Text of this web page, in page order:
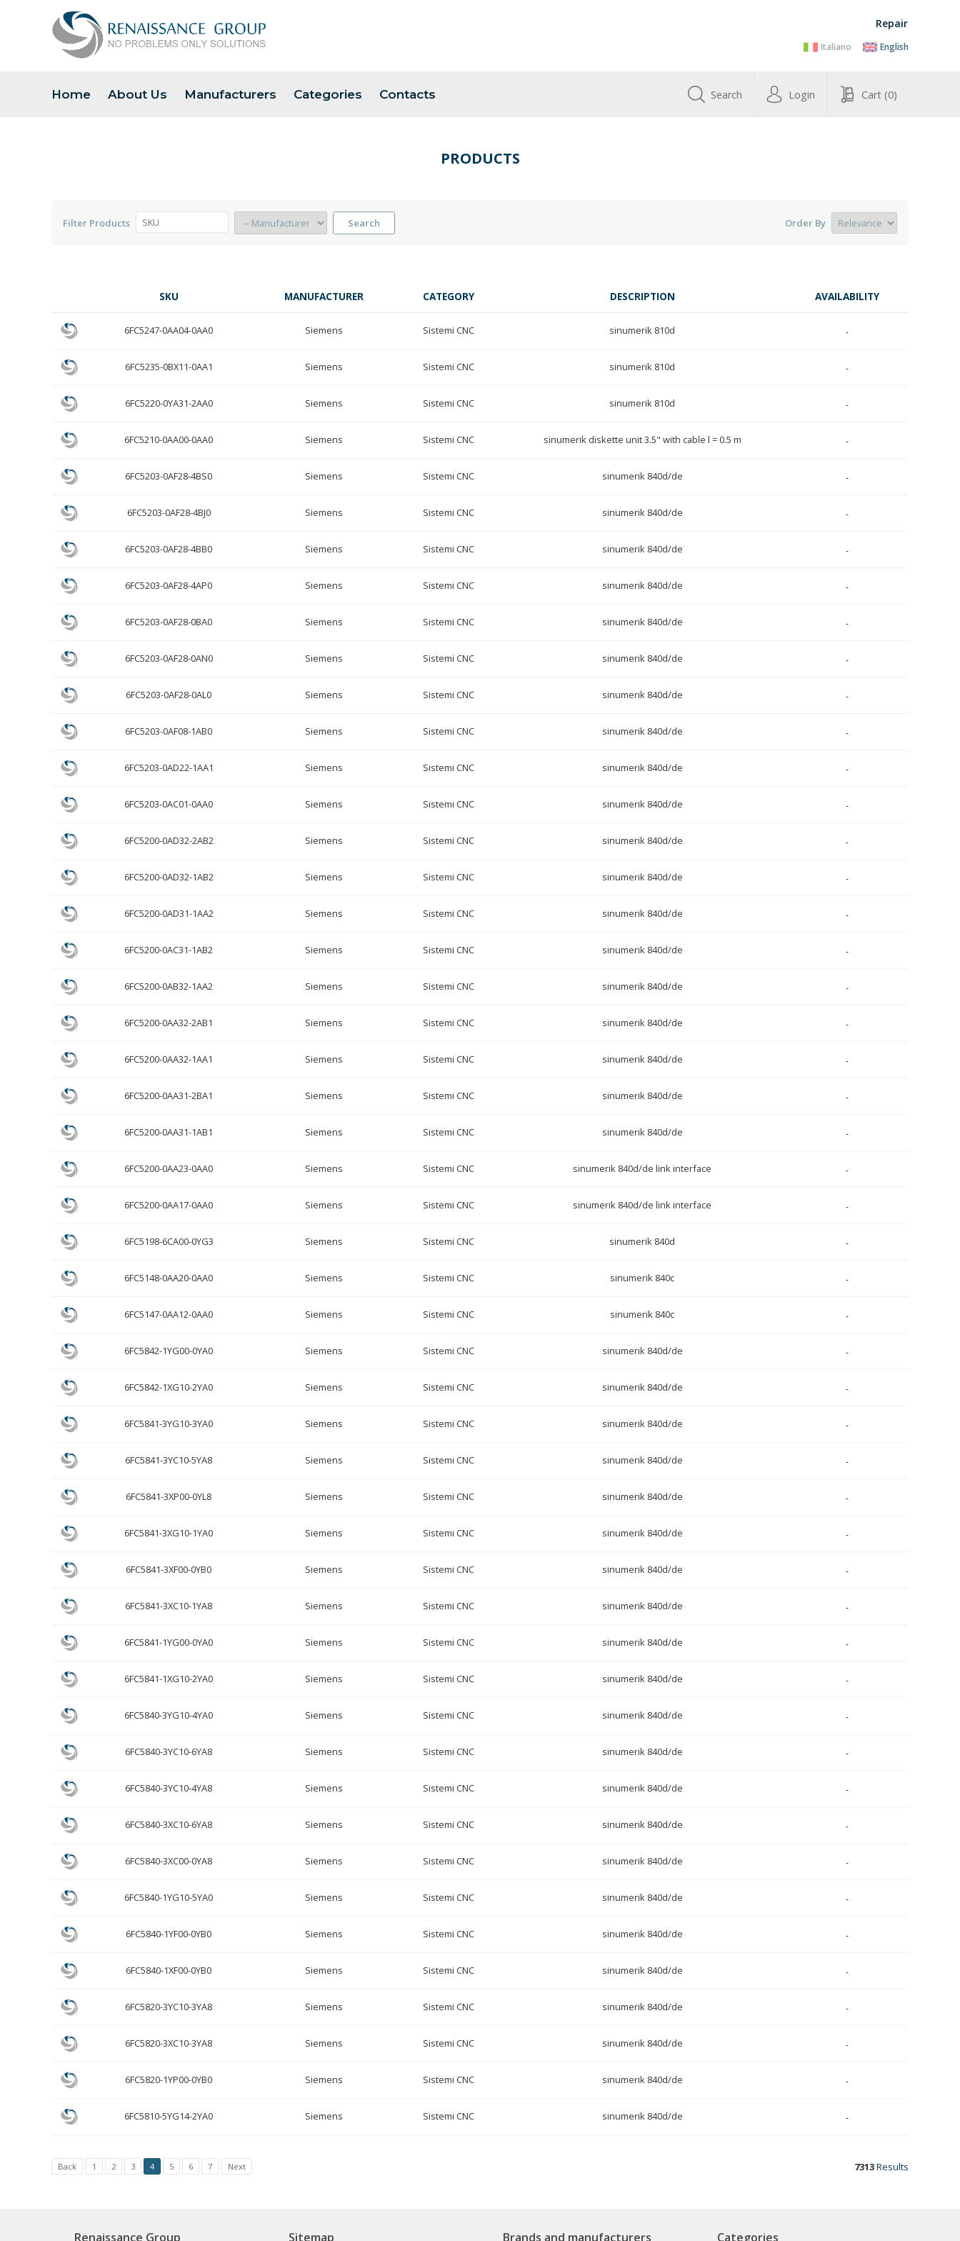
Repair
Italiano English
Home About Us Manufacturers Categories Contacts Search Login Cart (0)
PRODUCTS
Filter Products Search Order By
SKU MANUFACTURER CATEGORY DESCRIPTION AVAILABILITY
6FC5247-0AA04-0AA0 Siemens Sistemi CNC sinumerik 810d -
6FC5235-0BX11-0AA1 Siemens Sistemi CNC sinumerik 810d -
6FC5220-0YA31-2AA0 Siemens Sistemi CNC sinumerik 810d -
6FC5210-0AA00-0AA0 Siemens Sistemi CNC sinumerik diskette unit 3.5" with cable l = 0.5 m -
6FC5203-0AF28-4BS0 Siemens Sistemi CNC sinumerik 840d/de -
6FC5203-0AF28-4BJ0 Siemens Sistemi CNC sinumerik 840d/de -
6FC5203-0AF28-4BB0 Siemens Sistemi CNC sinumerik 840d/de -
6FC5203-0AF28-4AP0 Siemens Sistemi CNC sinumerik 840d/de -
6FC5203-0AF28-0BA0 Siemens Sistemi CNC sinumerik 840d/de -
6FC5203-0AF28-0AN0 Siemens Sistemi CNC sinumerik 840d/de -
6FC5203-0AF28-0AL0 Siemens Sistemi CNC sinumerik 840d/de -
6FC5203-0AF08-1AB0 Siemens Sistemi CNC sinumerik 840d/de -
6FC5203-0AD22-1AA1 Siemens Sistemi CNC sinumerik 840d/de -
6FC5203-0AC01-0AA0 Siemens Sistemi CNC sinumerik 840d/de -
6FC5200-0AD32-2AB2 Siemens Sistemi CNC sinumerik 840d/de -
6FC5200-0AD32-1AB2 Siemens Sistemi CNC sinumerik 840d/de -
6FC5200-0AD31-1AA2 Siemens Sistemi CNC sinumerik 840d/de -
6FC5200-0AC31-1AB2 Siemens Sistemi CNC sinumerik 840d/de -
6FC5200-0AB32-1AA2 Siemens Sistemi CNC sinumerik 840d/de -
6FC5200-0AA32-2AB1 Siemens Sistemi CNC sinumerik 840d/de -
6FC5200-0AA32-1AA1 Siemens Sistemi CNC sinumerik 840d/de -
6FC5200-0AA31-2BA1 Siemens Sistemi CNC sinumerik 840d/de -
6FC5200-0AA31-1AB1 Siemens Sistemi CNC sinumerik 840d/de -
6FC5200-0AA23-0AA0 Siemens Sistemi CNC sinumerik 840d/de link interface -
6FC5200-0AA17-0AA0 Siemens Sistemi CNC sinumerik 840d/de link interface -
6FC5198-6CA00-0YG3 Siemens Sistemi CNC sinumerik 840d -
6FC5148-0AA20-0AA0 Siemens Sistemi CNC sinumerik 840c -
6FC5147-0AA12-0AA0 Siemens Sistemi CNC sinumerik 840c -
6FC5842-1YG00-0YA0 Siemens Sistemi CNC sinumerik 840d/de -
6FC5842-1XG10-2YA0 Siemens Sistemi CNC sinumerik 840d/de -
6FC5841-3YG10-3YA0 Siemens Sistemi CNC sinumerik 840d/de -
6FC5841-3YC10-5YA8 Siemens Sistemi CNC sinumerik 840d/de -
6FC5841-3XP00-0YL8 Siemens Sistemi CNC sinumerik 840d/de -
6FC5841-3XG10-1YA0 Siemens Sistemi CNC sinumerik 840d/de -
6FC5841-3XF00-0YB0 Siemens Sistemi CNC sinumerik 840d/de -
6FC5841-3XC10-1YA8 Siemens Sistemi CNC sinumerik 840d/de -
6FC5841-1YG00-0YA0 Siemens Sistemi CNC sinumerik 840d/de -
6FC5841-1XG10-2YA0 Siemens Sistemi CNC sinumerik 840d/de -
6FC5840-3YG10-4YA0 Siemens Sistemi CNC sinumerik 840d/de -
6FC5840-3YC10-6YA8 Siemens Sistemi CNC sinumerik 840d/de -
6FC5840-3YC10-4YA8 Siemens Sistemi CNC sinumerik 840d/de -
6FC5840-3XC10-6YA8 Siemens Sistemi CNC sinumerik 840d/de -
6FC5840-3XC00-0YA8 Siemens Sistemi CNC sinumerik 840d/de -
6FC5840-1YG10-5YA0 Siemens Sistemi CNC sinumerik 840d/de -
6FC5840-1YF00-0YB0 Siemens Sistemi CNC sinumerik 840d/de -
6FC5840-1XF00-0YB0 Siemens Sistemi CNC sinumerik 840d/de -
6FC5820-3YC10-3YA8 Siemens Sistemi CNC sinumerik 840d/de -
6FC5820-3XC10-3YA8 Siemens Sistemi CNC sinumerik 840d/de -
6FC5820-1YP00-0YB0 Siemens Sistemi CNC sinumerik 840d/de -
6FC5810-5YG14-2YA0 Siemens Sistemi CNC sinumerik 840d/de -
Back 1 2 3 4 5 6 7 Next 7313Results
Renaissance Group Sitemap Brands and manufacturers Categories